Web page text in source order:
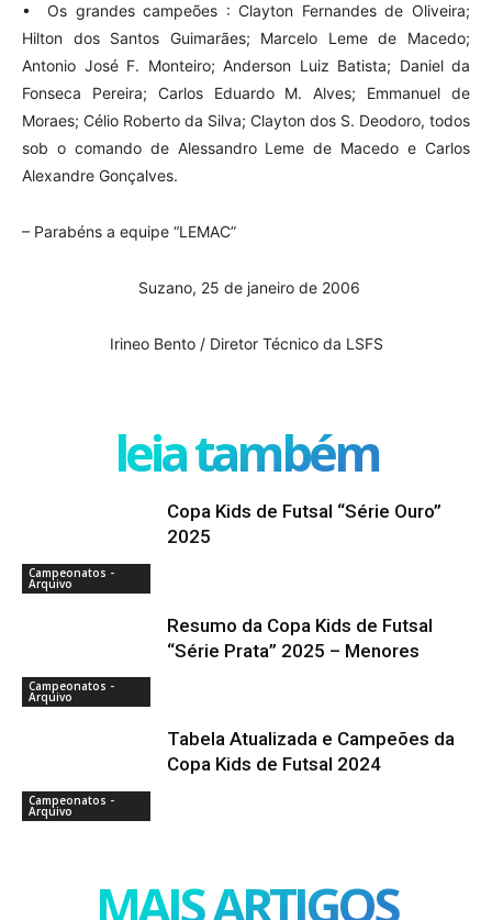
• Os grandes campeões : Clayton Fernandes de Oliveira;
Hilton dos Santos Guimarães; Marcelo Leme de Macedo;
Antonio José F. Monteiro; Anderson Luiz Batista; Daniel da
Fonseca Pereira; Carlos Eduardo M. Alves; Emmanuel de
Moraes; Célio Roberto da Silva; Clayton dos S. Deodoro, todos
sob o comando de Alessandro Leme de Macedo e Carlos
Alexandre Gonçalves.
– Parabéns a equipe “LEMAC”
Suzano, 25 de janeiro de 2006
Irineo Bento / Diretor Técnico da LSFS
leia também
Campeonatos -
Arquivo
Copa Kids de Futsal “Série Ouro”
2025
Campeonatos -
Arquivo
Resumo da Copa Kids de Futsal
“Série Prata” 2025 – Menores
Campeonatos -
Arquivo
Tabela Atualizada e Campeões da
Copa Kids de Futsal 2024
MAIS ARTIGOS